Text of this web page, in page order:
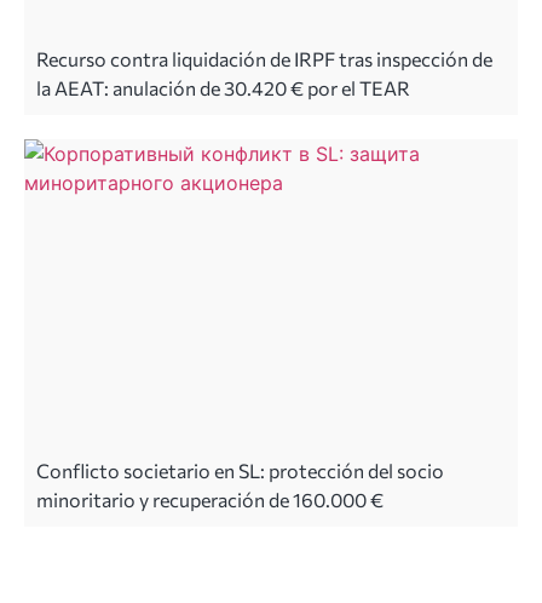
Recurso contra liquidación de IRPF tras inspección de
la AEAT: anulación de 30.420 € por el TEAR
Conflicto societario en SL: protección del socio
minoritario y recuperación de 160.000 €